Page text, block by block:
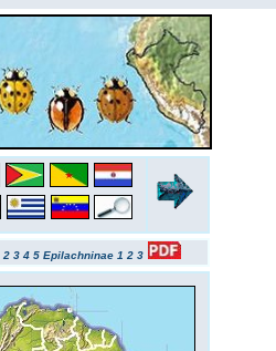
2 3 4 5 Epilachninae 1 2 3